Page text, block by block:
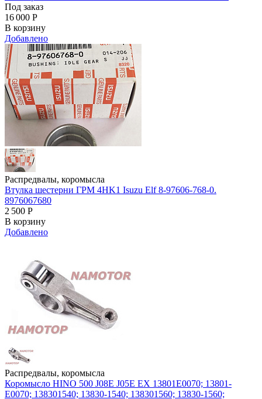
Под заказ
16 000 Р
В корзину
Добавлено
Распредвалы, коромысла
Втулка шестерни ГРМ 4HK1 Isuzu Elf 8-97606-768-0.
8976067680
2 500 Р
В корзину
Добавлено
Распредвалы, коромысла
Коромысло HINO 500 J08E J05E EX 13801E0070; 13801-
E0070; 138301540; 13830-1540; 138301560; 13830-1560;